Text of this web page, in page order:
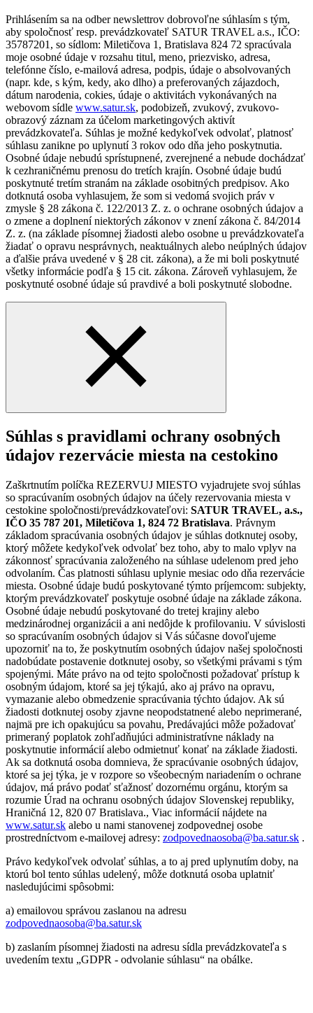
Prihlásením sa na odber newslettrov dobrovoľne súhlasím s tým,
aby spoločnosť resp. prevádzkovateľ SATUR TRAVEL a.s., IČO:
35787201, so sídlom: Miletičova 1, Bratislava 824 72 spracúvala
moje osobné údaje v rozsahu titul, meno, priezvisko, adresa,
telefónne číslo, e-mailová adresa, podpis, údaje o absolvovaných
(napr. kde, s kým, kedy, ako dlho) a preferovaných zájazdoch,
dátum narodenia, cokies, údaje o aktivitách vykonávaných na
webovom sídle www.satur.sk, podobizeň, zvukový, zvukovo-
obrazový záznam za účelom marketingových aktivít
prevádzkovateľa. Súhlas je možné kedykoľvek odvolať, platnosť
súhlasu zanikne po uplynutí 3 rokov odo dňa jeho poskytnutia.
Osobné údaje nebudú sprístupnené, zverejnené a nebude dochádzať
k cezhraničnému prenosu do tretích krajín. Osobné údaje budú
poskytnuté tretím stranám na základe osobitných predpisov. Ako
dotknutá osoba vyhlasujem, že som si vedomá svojich práv v
zmysle § 28 zákona č. 122/2013 Z. z. o ochrane osobných údajov a
o zmene a doplnení niektorých zákonov v znení zákona č. 84/2014
Z. z. (na základe písomnej žiadosti alebo osobne u prevádzkovateľa
žiadať o opravu nesprávnych, neaktuálnych alebo neúplných údajov
a ďalšie práva uvedené v § 28 cit. zákona), a že mi boli poskytnuté
všetky informácie podľa § 15 cit. zákona. Zároveň vyhlasujem, že
poskytnuté osobné údaje sú pravdivé a boli poskytnuté slobodne.
Súhlas s pravidlami ochrany osobných
údajov rezervácie miesta na cestokino
Zaškrtnutím políčka REZERVUJ MIESTO vyjadrujete svoj súhlas
so spracúvaním osobných údajov na účely rezervovania miesta v
cestokine spoločnosti/prevádzkovateľovi: SATUR TRAVEL, a.s.,
IČO 35 787 201, Miletičova 1, 824 72 Bratislava. Právnym
základom spracúvania osobných údajov je súhlas dotknutej osoby,
ktorý môžete kedykoľvek odvolať bez toho, aby to malo vplyv na
zákonnosť spracúvania založeného na súhlase udelenom pred jeho
odvolaním. Čas platnosti súhlasu uplynie mesiac odo dňa rezervácie
miesta. Osobné údaje budú poskytované týmto príjemcom: subjekty,
ktorým prevádzkovateľ poskytuje osobné údaje na základe zákona.
Osobné údaje nebudú poskytované do tretej krajiny alebo
medzinárodnej organizácii a ani nedôjde k profilovaniu. V súvislosti
so spracúvaním osobných údajov si Vás súčasne dovoľujeme
upozorniť na to, že poskytnutím osobných údajov našej spoločnosti
nadobúdate postavenie dotknutej osoby, so všetkými právami s tým
spojenými. Máte právo na od tejto spoločnosti požadovať prístup k
osobným údajom, ktoré sa jej týkajú, ako aj právo na opravu,
vymazanie alebo obmedzenie spracúvania týchto údajov. Ak sú
žiadosti dotknutej osoby zjavne neopodstatnené alebo neprimerané,
najmä pre ich opakujúcu sa povahu, Predávajúci môže požadovať
primeraný poplatok zohľadňujúci administratívne náklady na
poskytnutie informácií alebo odmietnuť konať na základe žiadosti.
Ak sa dotknutá osoba domnieva, že spracúvanie osobných údajov,
ktoré sa jej týka, je v rozpore so všeobecným nariadením o ochrane
údajov, má právo podať sťažnosť dozornému orgánu, ktorým sa
rozumie Úrad na ochranu osobných údajov Slovenskej republiky,
Hraničná 12, 820 07 Bratislava., Viac informácií nájdete na
www.satur.sk alebo u nami stanovenej zodpovednej osobe
prostredníctvom e-mailovej adresy: zodpovednaosoba@ba.satur.sk .
Právo kedykoľvek odvolať súhlas, a to aj pred uplynutím doby, na
ktorú bol tento súhlas udelený, môže dotknutá osoba uplatniť
nasledujúcimi spôsobmi:
a) emailovou správou zaslanou na adresu
zodpovednaosoba@ba.satur.sk
b) zaslaním písomnej žiadosti na adresu sídla prevádzkovateľa s
uvedením textu „GDPR - odvolanie súhlasu“ na obálke.